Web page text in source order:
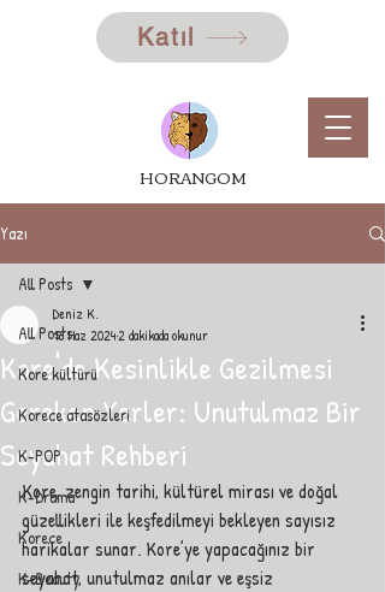
HORANGOM
Katıl
Yazı
All Posts
Kore kültürü
Korece atasözleri
K-POP
K-Drama
Korece
K-Beauty
All Posts
Kore'de Kesinlikle Gezilmesi
Gereken Yerler: Unutulmaz Bir
Seyahat Rehberi
Deniz K.
16 Haz 20242 dakikada okunur
Kore, zengin tarihi, kültürel mirası ve doğal
güzellikleri ile keşfedilmeyi bekleyen sayısız
harikalar sunar. Kore’ye yapacağınız bir
seyahat, unutulmaz anılar ve eşsiz